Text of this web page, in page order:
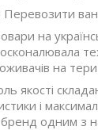
на
на
якості
і
одним з